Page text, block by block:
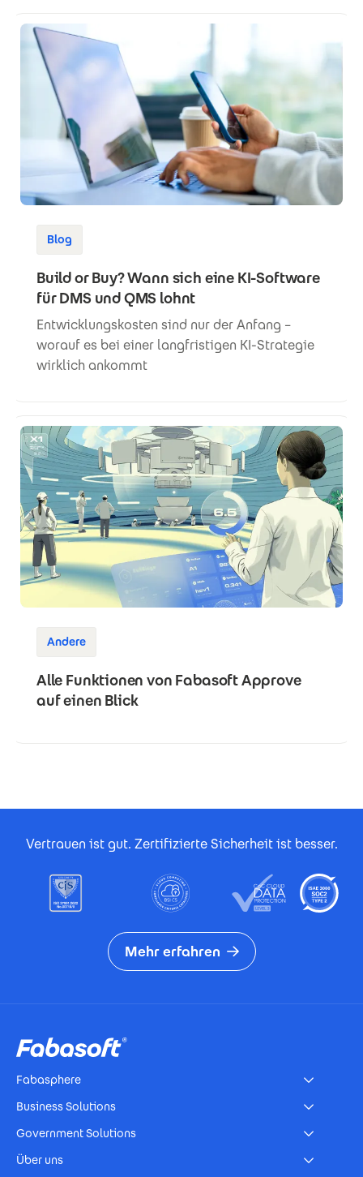
Blog
Build or Buy? Wann sich eine KI-Software
für DMS und QMS lohnt
Entwicklungskosten sind nur der Anfang –
worauf es bei einer langfristigen KI-Strategie
wirklich ankommt
Andere
Alle Funktionen von Fabasoft Approve
auf einen Blick
Vertrauen ist gut. Zertifizierte Sicherheit ist besser.
Mehr erfahren
Fabasphere
Business Solutions
Government Solutions
Über uns